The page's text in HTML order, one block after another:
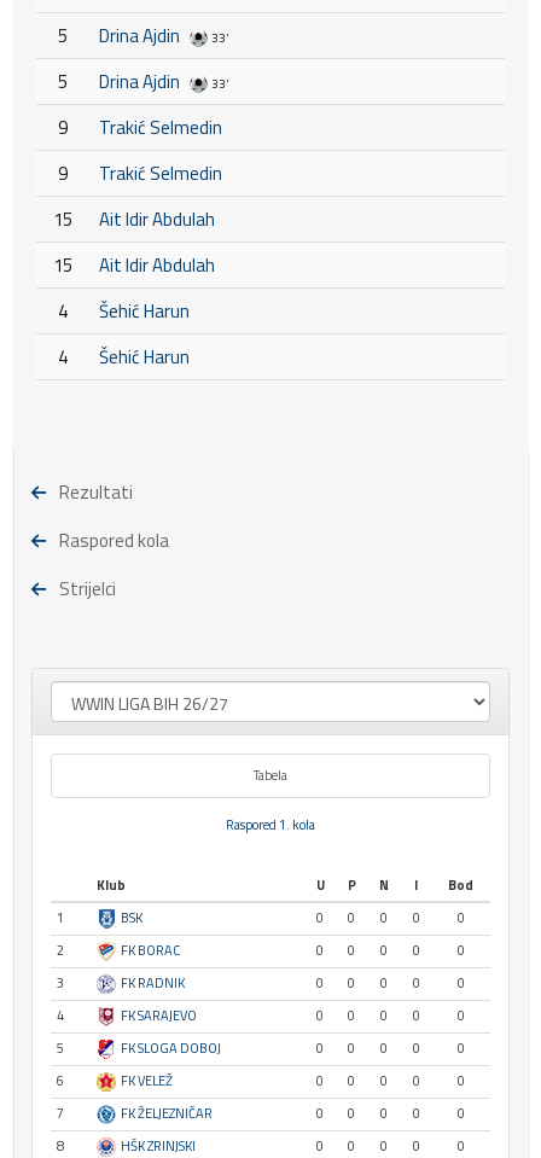
5
Drina Ajdin 33'
5 Drina Ajdin 33'
9
Trakić Selmedin
9
Trakić Selmedin
15
Ait Idir Abdulah
15
Ait Idir Abdulah
4
Šehić Harun
4
Šehić Harun
Rezultati
Raspored kola
Strijelci
Tabela
Raspored 1. kola
Klub U P N I
Bod
1
BSK 0 0 0 0
0
2
FK BORAC 0 0 0 0
0
3
FK RADNIK 0 0 0 0
0
4
FK SARAJEVO 0 0 0 0
0
5
FK SLOGA DOBOJ 0 0 0 0
0
6
FK VELEŽ 0 0 0 0
0
7
FK ŽELJEZNIČAR 0 0 0 0
0
8
HŠK ZRINJSKI 0 0 0 0
0